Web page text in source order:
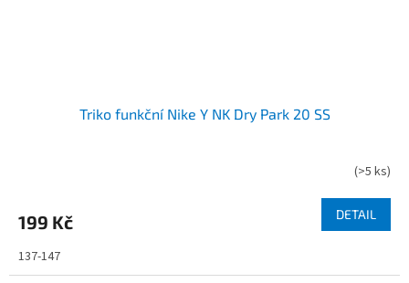
Triko funkční Nike Y NK Dry Park 20 SS
(>5 ks)
199 Kč DETAIL
137-147